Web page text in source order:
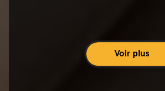
Voir plus